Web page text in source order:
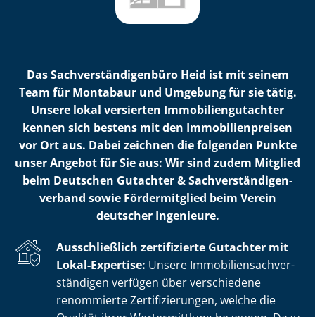
Das Sach­ver­stän­di­gen­bü­ro Heid ist mit seinem
Team für Montabaur und Umgebung für sie tätig.
Unsere lokal versierten Im­mo­bi­li­en­gut­ach­ter
kennen sich bestens mit den Im­mo­bi­li­en­prei­sen
vor Ort aus. Dabei zeichnen die folgenden Punkte
unser Angebot für Sie aus: Wir sind zudem Mitglied
beim Deutschen Gutachter & Sach­ver­stän­di­gen­
ver­band sowie Fördermitglied beim Verein
deutscher Ingenieure.
Ausschließlich zertifizierte Gutachter mit
Lokal-Expertise: Unsere Im­mo­bi­li­en­sach­ver­
stän­di­gen verfügen über verschiedene
renommierte Zer­ti­fi­zie­run­gen, welche die